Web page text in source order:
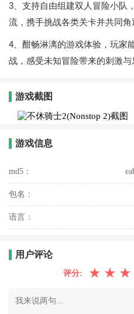
3、支持自由组建双人冒险小队
流，携手挑战各类关卡并共同角
4、酣畅淋漓的游戏体验，玩家
战，感受未知冒险带来的刺激与
游戏截图
游戏信息
md5：
包名：
语言：
用户评论
评分: ★ ★ ★